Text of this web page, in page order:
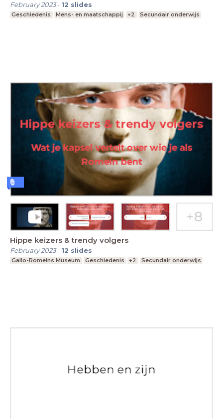
February 2023- 12 slides
Geschiedenis Mens- en maatschappij +2 Secundair onderwijs
Hippe keizers & trendy volgers
February 2023- 12 slides
Gallo-Romeins Museum Geschiedenis +2 Secundair onderwijs